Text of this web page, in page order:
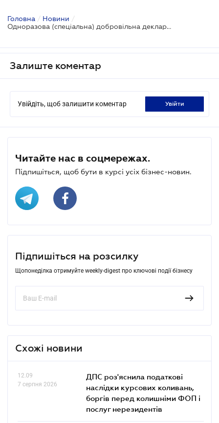
Головна / Новини /
Одноразова (спеціальна) добровільна декларація: приклади заповнення
Залиште коментар
Увійдіть, щоб залишити коментар увійти
Читайте нас в соцмережах.
Підпишіться, щоб бути в курсі усіх бізнес-новин.
Підпишіться на розсилку
Щопонеділка отримуйте weekly-digest про ключові події бізнесу
Схожі новини
12.09
7 серпня 2026
ДПС роз'яснила податкові
наслідки курсових коливань,
боргів перед колишніми ФОП і
послуг нерезидентів